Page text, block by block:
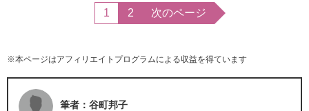
1 2 次のページ
※本ページはアフィリエイトプログラムによる収益を得ています
筆者：谷町邦子